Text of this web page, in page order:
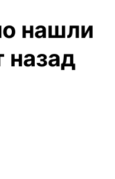
нашли
назад